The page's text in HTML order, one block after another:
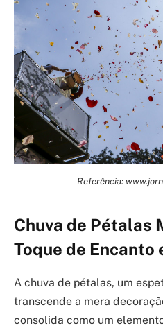
Referência:
Chuva de Pétalas
Toque de Encanto
A chuva de pétalas, um
transcende a mera
consolida como um